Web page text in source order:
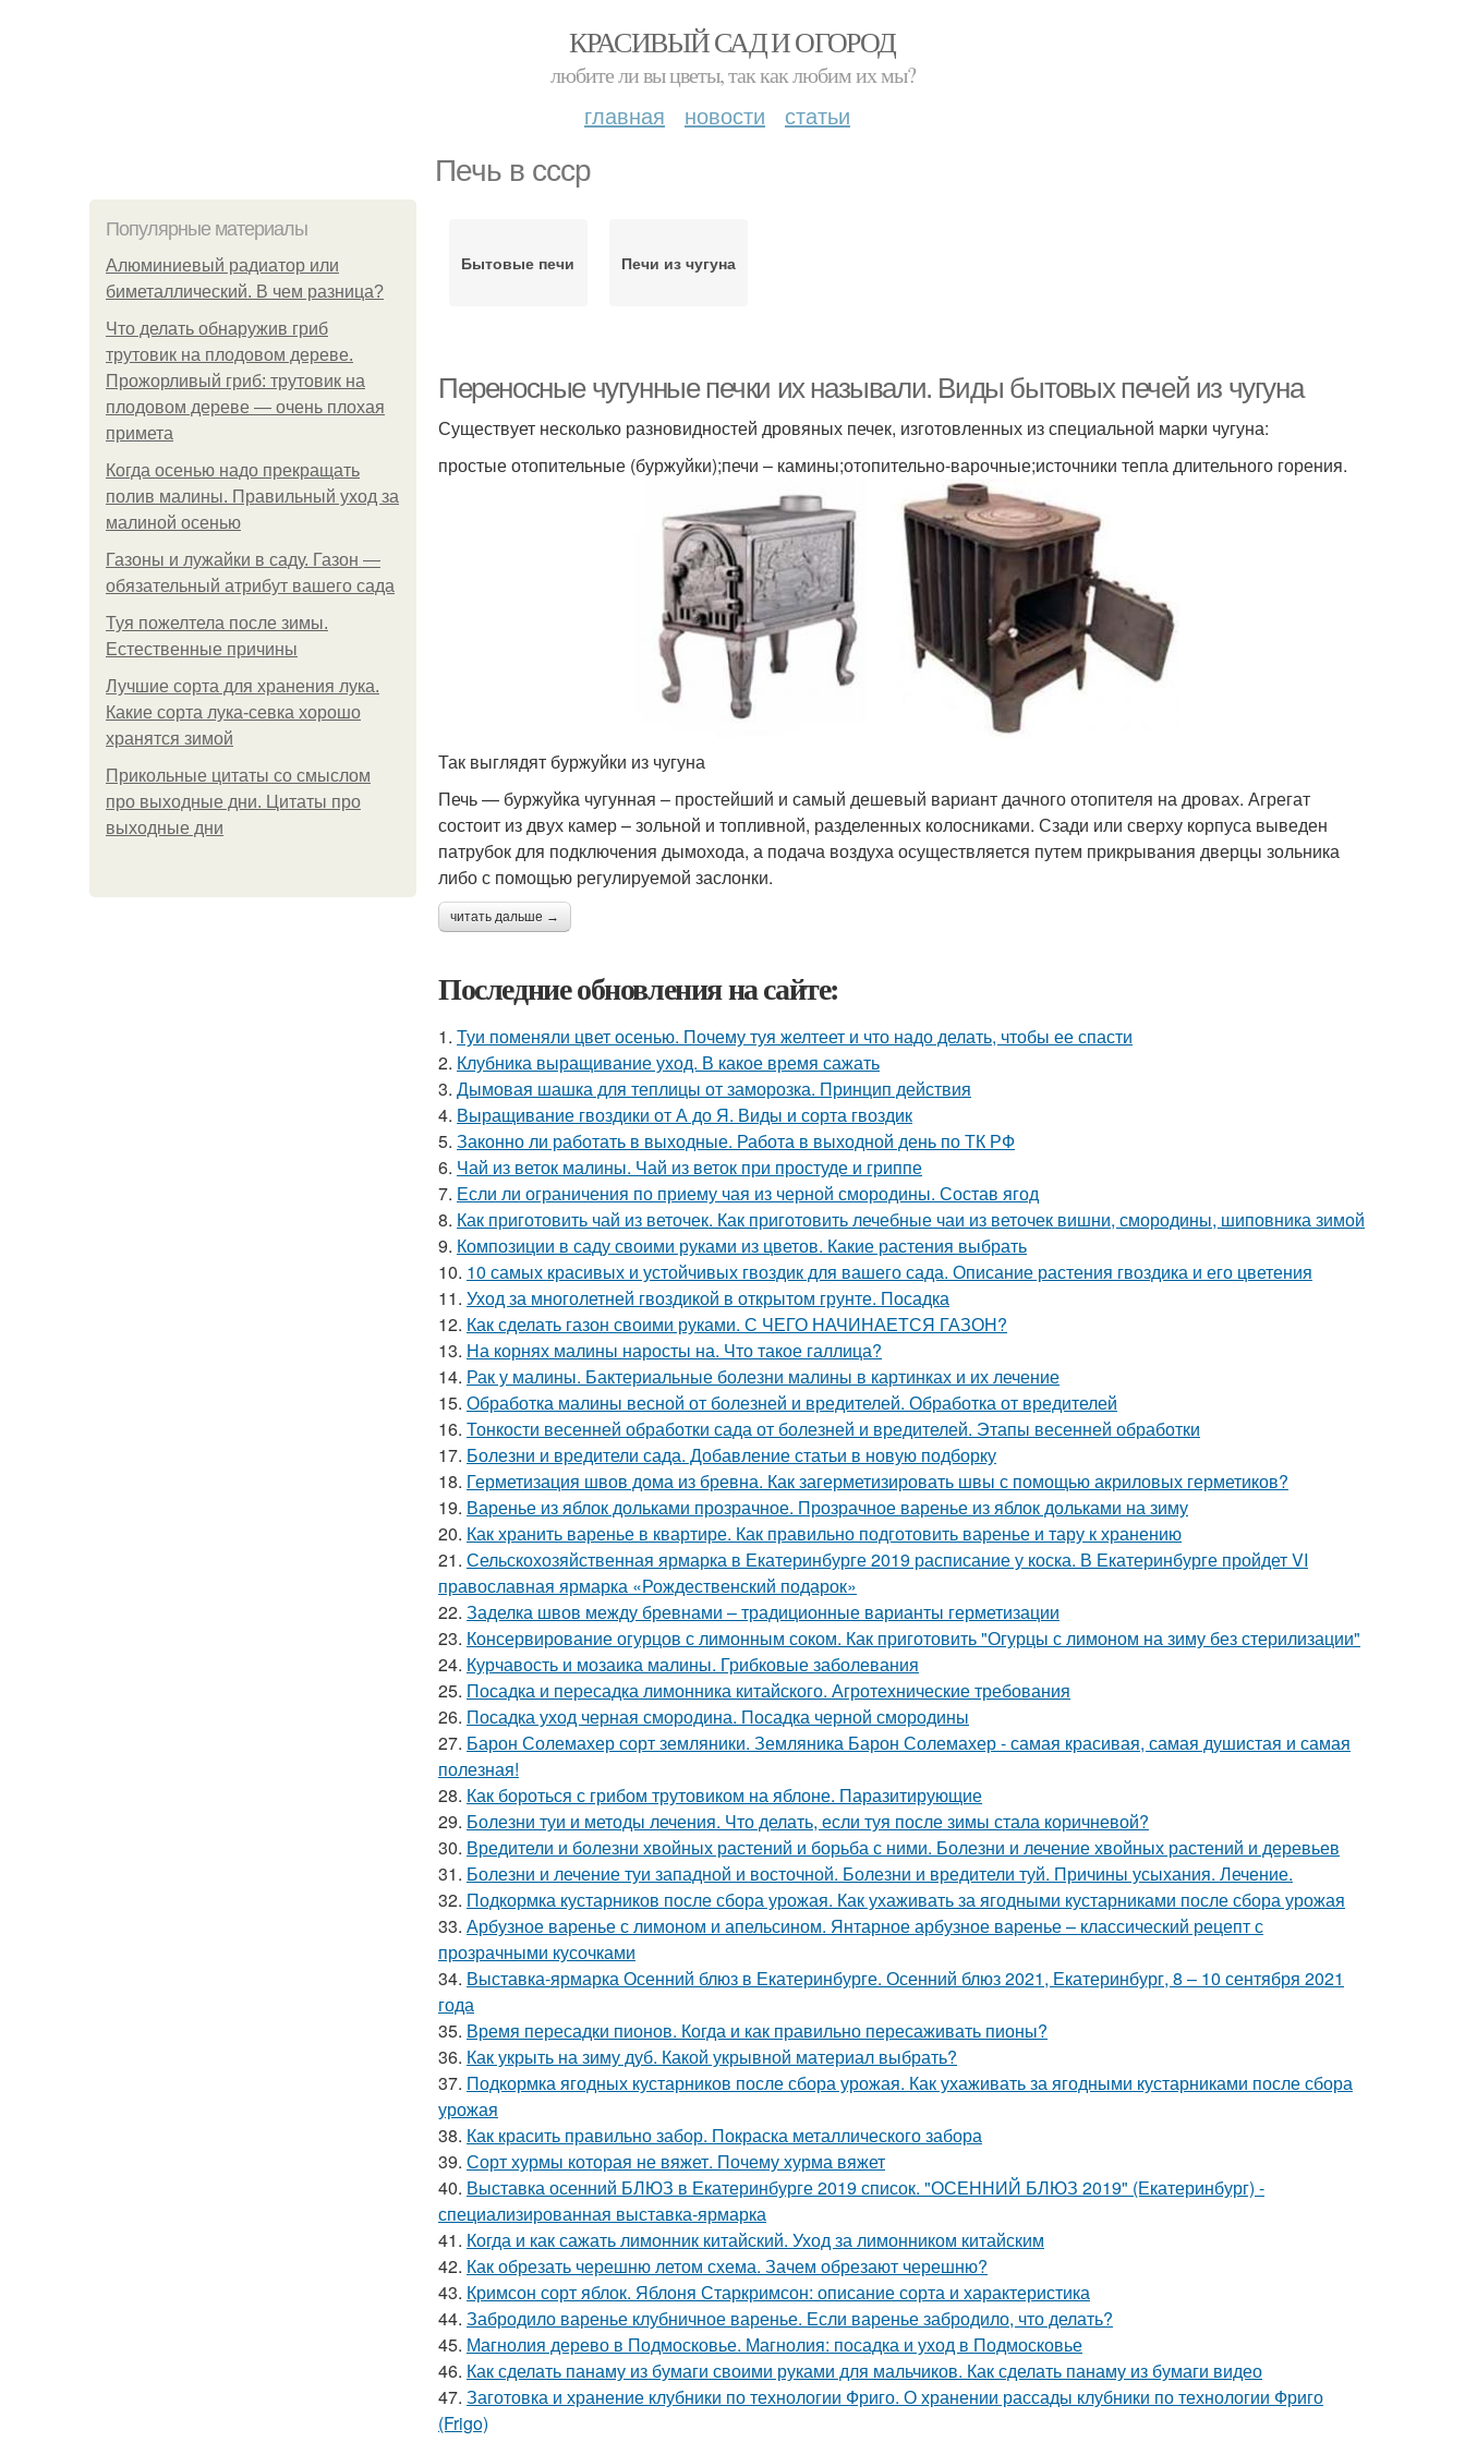
КРАСИВЫЙ САД И ОГОРОД
любите ли вы цветы, так как любим их мы?
главная новости статьи
Печь в ссср
Популярные материалы
Алюминиевый радиатор или
биметаллический. В чем разница?
Что делать обнаружив гриб
трутовик на плодовом дереве.
Прожорливый гриб: трутовик на
плодовом дереве — очень плохая
примета
Когда осенью надо прекращать
полив малины. Правильный уход за
малиной осенью
Газоны и лужайки в саду. Газон —
обязательный атрибут вашего сада
Туя пожелтела после зимы.
Естественные причины
Лучшие сорта для хранения лука.
Какие сорта лука-севка хорошо
хранятся зимой
Прикольные цитаты со смыслом
про выходные дни. Цитаты про
выходные дни
Бытовые печи Печи из чугуна
Переносные чугунные печки их называли. Виды бытовых печей из чугуна
Существует несколько разновидностей дровяных печек, изготовленных из специальной марки чугуна:
простые отопительные (буржуйки);печи – камины;отопительно-варочные;источники тепла длительного горения.
Так выглядят буржуйки из чугуна
Печь — буржуйка чугунная – простейший и самый дешевый вариант дачного отопителя на дровах. Агрегат
состоит из двух камер – зольной и топливной, разделенных колосниками. Сзади или сверху корпуса выведен
патрубок для подключения дымохода, а подача воздуха осуществляется путем прикрывания дверцы зольника
либо с помощью регулируемой заслонки.
читать дальше →
Последние обновления на сайте:
1. Туи поменяли цвет осенью. Почему туя желтеет и что надо делать, чтобы ее спасти
2. Клубника выращивание уход. В какое время сажать
3. Дымовая шашка для теплицы от заморозка. Принцип действия
4. Выращивание гвоздики от А до Я. Виды и сорта гвоздик
5. Законно ли работать в выходные. Работа в выходной день по ТК РФ
6. Чай из веток малины. Чай из веток при простуде и гриппе
7. Если ли ограничения по приему чая из черной смородины. Состав ягод
8. Как приготовить чай из веточек. Как приготовить лечебные чаи из веточек вишни, смородины, шиповника зимой
9. Композиции в саду своими руками из цветов. Какие растения выбрать
10. 10 самых красивых и устойчивых гвоздик для вашего сада. Описание растения гвоздика и его цветения
11. Уход за многолетней гвоздикой в открытом грунте. Посадка
12. Как сделать газон своими руками. С ЧЕГО НАЧИНАЕТСЯ ГАЗОН?
13. На корнях малины наросты на. Что такое галлица?
14. Рак у малины. Бактериальные болезни малины в картинках и их лечение
15. Обработка малины весной от болезней и вредителей. Обработка от вредителей
16. Тонкости весенней обработки сада от болезней и вредителей. Этапы весенней обработки
17. Болезни и вредители сада. Добавление статьи в новую подборку
18. Герметизация швов дома из бревна. Как загерметизировать швы с помощью акриловых герметиков?
19. Варенье из яблок дольками прозрачное. Прозрачное варенье из яблок дольками на зиму
20. Как хранить варенье в квартире. Как правильно подготовить варенье и тару к хранению
21. Сельскохозяйственная ярмарка в Екатеринбурге 2019 расписание у коска. В Екатеринбурге пройдет VI
православная ярмарка «Рождественский подарок»
22. Заделка швов между бревнами – традиционные варианты герметизации
23. Консервирование огурцов с лимонным соком. Как приготовить "Огурцы с лимоном на зиму без стерилизации"
24. Курчавость и мозаика малины. Грибковые заболевания
25. Посадка и пересадка лимонника китайского. Агротехнические требования
26. Посадка уход черная смородина. Посадка черной смородины
27. Барон Солемахер сорт земляники. Земляника Барон Солемахер - самая красивая, самая душистая и самая
полезная!
28. Как бороться с грибом трутовиком на яблоне. Паразитирующие
29. Болезни туи и методы лечения. Что делать, если туя после зимы стала коричневой?
30. Вредители и болезни хвойных растений и борьба с ними. Болезни и лечение хвойных растений и деревьев
31. Болезни и лечение туи западной и восточной. Болезни и вредители туй. Причины усыхания. Лечение.
32. Подкормка кустарников после сбора урожая. Как ухаживать за ягодными кустарниками после сбора урожая
33. Арбузное варенье с лимоном и апельсином. Янтарное арбузное варенье – классический рецепт с
прозрачными кусочками
34. Выставка-ярмарка Осенний блюз в Екатеринбурге. Осенний блюз 2021, Екатеринбург, 8 – 10 сентября 2021
года
35. Время пересадки пионов. Когда и как правильно пересаживать пионы?
36. Как укрыть на зиму дуб. Какой укрывной материал выбрать?
37. Подкормка ягодных кустарников после сбора урожая. Как ухаживать за ягодными кустарниками после сбора
урожая
38. Как красить правильно забор. Покраска металлического забора
39. Сорт хурмы которая не вяжет. Почему хурма вяжет
40. Выставка осенний БЛЮЗ в Екатеринбурге 2019 список. "ОСЕННИЙ БЛЮЗ 2019" (Екатеринбург) -
специализированная выставка-ярмарка
41. Когда и как сажать лимонник китайский. Уход за лимонником китайским
42. Как обрезать черешню летом схема. Зачем обрезают черешню?
43. Кримсон сорт яблок. Яблоня Старкримсон: описание сорта и характеристика
44. Забродило варенье клубничное варенье. Если варенье забродило, что делать?
45. Магнолия дерево в Подмосковье. Магнолия: посадка и уход в Подмосковье
46. Как сделать панаму из бумаги своими руками для мальчиков. Как сделать панаму из бумаги видео
47. Заготовка и хранение клубники по технологии Фриго. О хранении рассады клубники по технологии Фриго
(Frigo)